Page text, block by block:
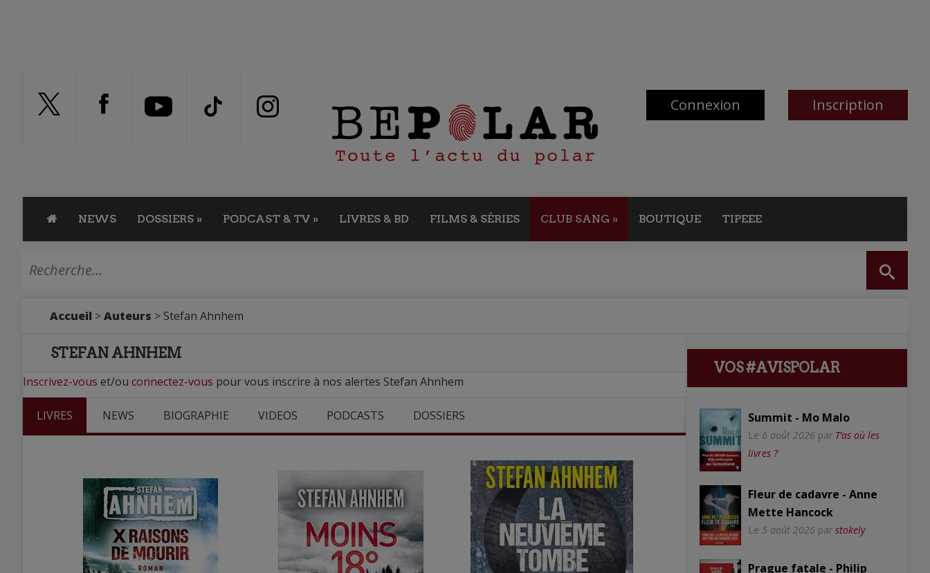
Connexion Inscription
NEWS DOSSIERS » PODCAST & TV » LIVRES & BD FILMS & SÉRIES CLUB SANG » BOUTIQUE TIPEEE
Accueil >Auteurs > Stefan Ahnhem
STEFAN AHNHEM
Inscrivez-vous et/ou connectez-vous pour vous inscrire à nos alertes Stefan Ahnhem
LIVRES NEWS BIOGRAPHIE VIDEOS PODCASTS DOSSIERS
VOS #AVISPOLAR
Summit - Mo Malo
Le 6 août 2026 par T’as où les
livres ?
Fleur de cadavre - Anne
Mette Hancock
Le 5 août 2026 par stokely
Prague fatale - Philip